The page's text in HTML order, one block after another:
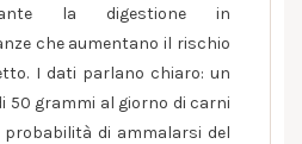
la digestione in
che aumentano il rischio
I dati parlano chiaro: un
50 grammi al giorno di carni
di ammalarsi del